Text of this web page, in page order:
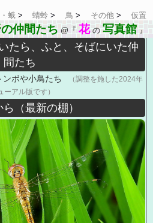
蛾 蜻蛉 鳥 その他
仮置
仲間たち@『花の 写真館』
たら、ふと、そばにいた仲
間たち
ボや小鳥たち
（調整を施した2024年
ーアル版です）
（最新の棚）